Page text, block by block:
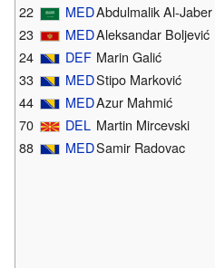
22 MEDAbdulmalik Al-Jaber
23 MEDAleksandar Boljević
24 DEF Marin Galić
33 MEDStipo Marković
44 MEDAzur Mahmić
70 DEL Martin Mircevski
88 MEDSamir Radovac